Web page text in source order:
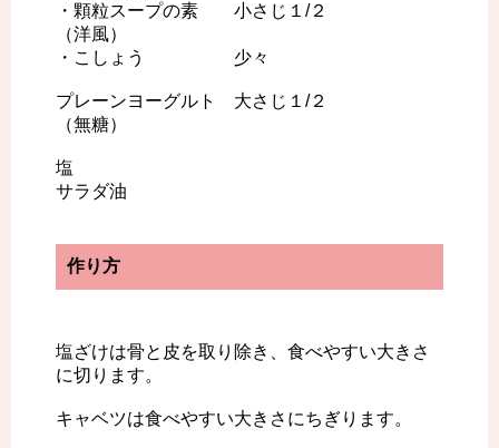
・顆粒スープの素 小さじ１/２
（洋風）
・こしょう 少々
プレーンヨーグルト 大さじ１/２
（無糖）
塩
サラダ油
作り方
塩ざけは骨と皮を取り除き、食べやすい大きさ
に切ります。
キャベツは食べやすい大きさにちぎります。